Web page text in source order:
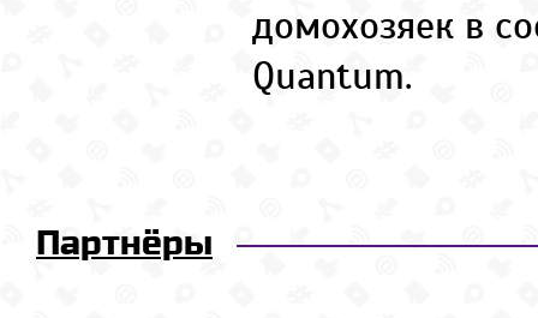
домохозяек в
Quantum.
Партнёры